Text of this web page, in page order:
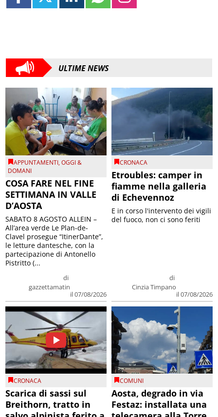
ULTIME NEWS
APPUNTAMENTI,OGGI &
DOMANI
COSA FARE NEL FINE
SETTIMANA IN VALLE
D’AOSTA
di
gazzettamatin
il 07/08/2026
SABATO 8 AGOSTO ALLEIN –
All’area verde Le Plan-de-
Clavel prosegue “ItinerDante”,
le letture dantesche, con la
partecipazione di Antonello
Pistritto (...
CRONACA
Etroubles: camper in
fiamme nella galleria
di Echevennoz
di
Cinzia Timpano
il 07/08/2026
E in corso l'intervento dei vigili
del fuoco, non ci sono feriti
CRONACA
Scarica di sassi sul
Breithorn, tratto in
COMUNI
Aosta, degrado in via
Festaz: installata una